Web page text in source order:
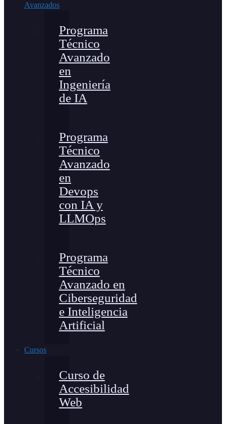
Avanzados
Programa
Técnico
Avanzado
en
Ingeniería
de IA
Programa
Técnico
Avanzado
en
Devops
con IA y
LLMOps
Programa
Técnico
Avanzado en
Ciberseguridad
e Inteligencia
Artificial
Cursos
Curso de
Accesibilidad
Web